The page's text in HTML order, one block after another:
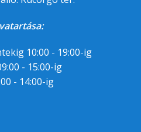
10:00 - 19:00-ig
- 15:00-ig
- 14:00-ig